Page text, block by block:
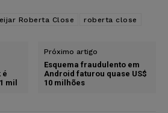
Roberta Close
roberta close
é
mil
Próximo artigo
Esquema fraudulento em
Android faturou quase US$
10 milhões